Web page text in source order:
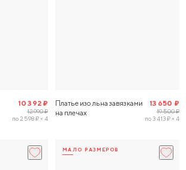
10 392 ₽
12 990 ₽
по 2 598 ₽ × 4
Платье изо льна завязками
на плечах
13 650 ₽
19 500 ₽
по 3 413 ₽ × 4
МАЛО РАЗМЕРОВ